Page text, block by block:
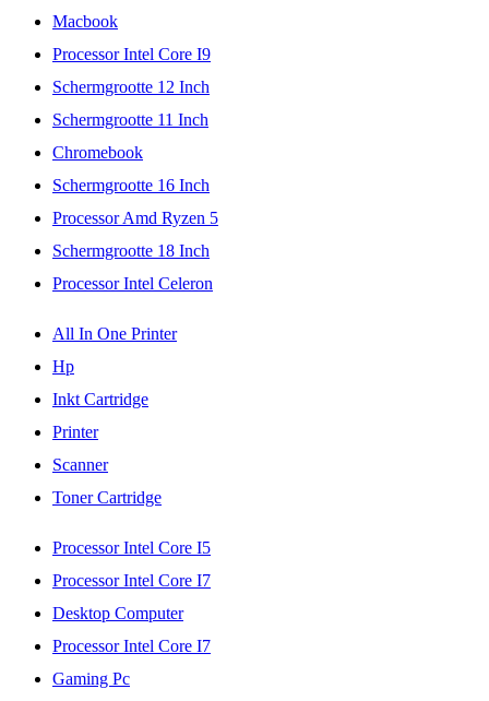
Macbook
Processor Intel Core I9
Schermgrootte 12 Inch
Schermgrootte 11 Inch
Chromebook
Schermgrootte 16 Inch
Processor Amd Ryzen 5
Schermgrootte 18 Inch
Processor Intel Celeron
All In One Printer
Hp
Inkt Cartridge
Printer
Scanner
Toner Cartridge
Processor Intel Core I5
Processor Intel Core I7
Desktop Computer
Processor Intel Core I7
Gaming Pc